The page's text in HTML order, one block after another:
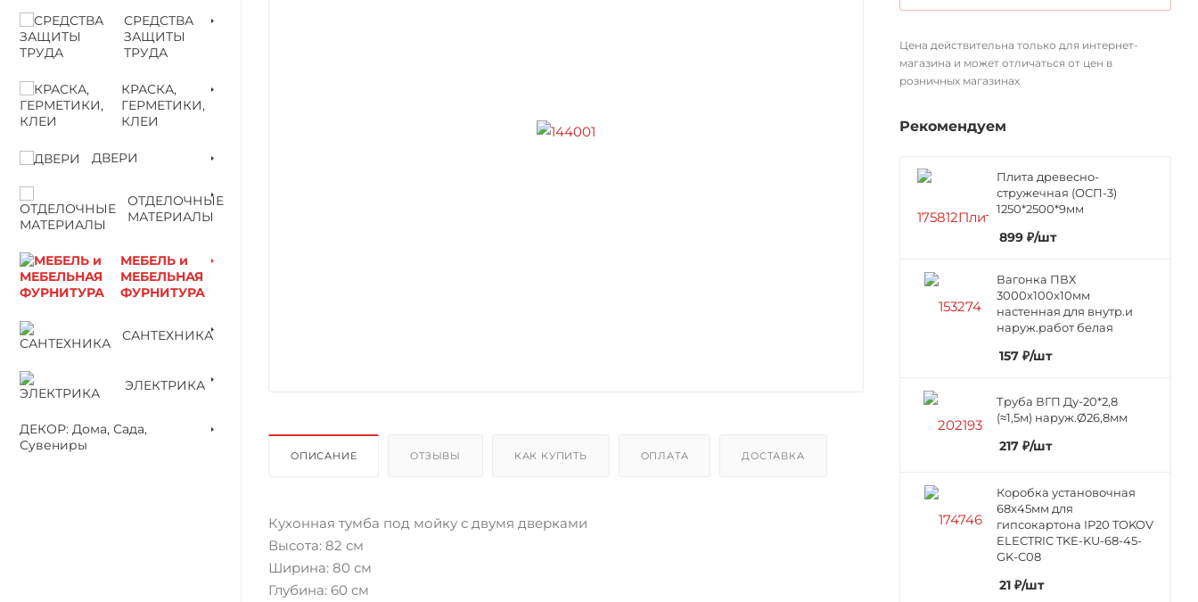
СРЕДСТВА
ЗАЩИТЫ
ТРУДА
КРАСКА,
ГЕРМЕТИКИ,
КЛЕИ
ДВЕРИ
ОТДЕЛОЧНЫЕ
МАТЕРИАЛЫ
МЕБЕЛЬ и
МЕБЕЛЬНАЯ
ФУРНИТУРА
САНТЕХНИКА
ЭЛЕКТРИКА
ДЕКОР: Дома, Сада,
Сувениры
ОПИСАНИЕ ОТЗЫВЫ КАК КУПИТЬ ОПЛАТА ДОСТАВКА
Кухонная тумба под мойку с двумя дверками
Высота: 82 см
Ширина: 80 см
Глубина: 60 см
Цена действительна только для интернет-
магазина и может отличаться от цен в
розничных магазинах
Рекомендуем
Плита древесно-
стружечная (ОСП-3)
1250*2500*9мм
899 ₽/шт
Вагонка ПВХ
3000х100х10мм
настенная для внутр.и
наруж.работ белая
157 ₽/шт
Труба ВГП Ду-20*2,8
(≈1,5м) наруж.Ø26,8мм
217 ₽/шт
Коробка установочная
68х45мм для
гипсокартона IP20 TOKOV
ELECTRIC TKE-KU-68-45-
GK-C08
21 ₽/шт